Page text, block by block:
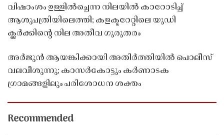
വിഷാംശം ഉള്ളിൽച്ചെന്ന നിലയിൽ കാറോടിച്ച്
ആശുപത്രിയിലെത്തി; കളക്ടറേറ്റിലെ യുഡി
ക്ലർക്കിൻ്റെ നില അതീവ ഗുരുതരം
അർജുൻ ആയങ്കിക്കായി അതിർത്തിയിൽ പൊലീസ്
വലവീശുന്നു; കാസർകോട്ടും കർണാടക
ഗ്രാമങ്ങളിലും പരിശോധന ശക്തം
Recommended